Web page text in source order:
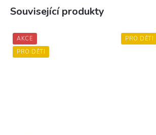
Související produkty
AKCE
PRO DĚTI
PRO DĚTI